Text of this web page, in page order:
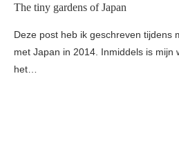
The tiny gardens of Japan
Deze post heb ik geschreven tijdens
met Japan in 2014. Inmiddels is mijn
het…